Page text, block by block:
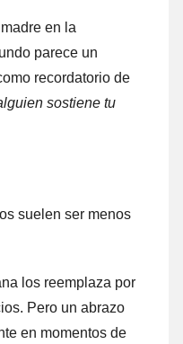
en la
parece un
recordatorio de
sostiene tu
suelen ser menos
los reemplaza por
Pero un abrazo
en momentos de